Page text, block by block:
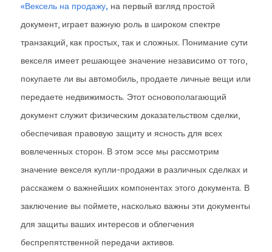
«Вексель на продажу, на первый взгляд простой
документ, играет важную роль в широком спектре
транзакций, как простых, так и сложных. Понимание сути
векселя имеет решающее значение независимо от того,
покупаете ли вы автомобиль, продаете личные вещи или
передаете недвижимость. Этот основополагающий
документ служит физическим доказательством сделки,
обеспечивая правовую защиту и ясность для всех
вовлеченных сторон. В этом эссе мы рассмотрим
значение векселя купли-продажи в различных сделках и
расскажем о важнейших компонентах этого документа. В
заключение вы поймете, насколько важны эти документы
для защиты ваших интересов и облегчения
беспрепятственной передачи активов.